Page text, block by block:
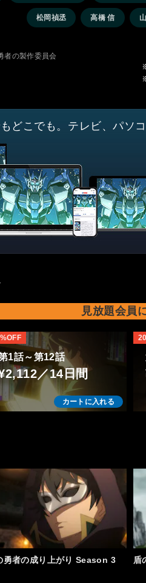
松岡禎丞 高橋 信
者の製作委員会
どこでも。テレビ、パソ
見放題会員
1話～第12話
／14日間
カートに入れる
勇者の成り上がり Season 3 盾